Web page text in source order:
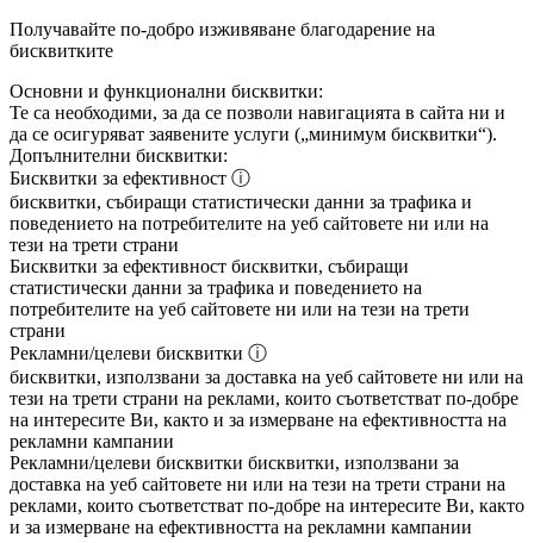
Получавайте по-добро изживяване благодарение на
бисквитките
Основни и функционални бисквитки:
Те са необходими, за да се позволи навигацията в сайта ни и
да се осигуряват заявените услуги („минимум бисквитки“).
Допълнителни бисквитки:
Бисквитки за ефективност ⓘ
бисквитки, събиращи статистически данни за трафика и
поведението на потребителите на уеб сайтовете ни или на
тези на трети страни
Бисквитки за ефективност бисквитки, събиращи
статистически данни за трафика и поведението на
потребителите на уеб сайтовете ни или на тези на трети
страни
Рекламни/целеви бисквитки ⓘ
бисквитки, използвани за доставка на уеб сайтовете ни или на
тези на трети страни на реклами, които съответстват по-добре
на интересите Ви, както и за измерване на ефективността на
рекламни кампании
Рекламни/целеви бисквитки бисквитки, използвани за
доставка на уеб сайтовете ни или на тези на трети страни на
реклами, които съответстват по-добре на интересите Ви, както
и за измерване на ефективността на рекламни кампании